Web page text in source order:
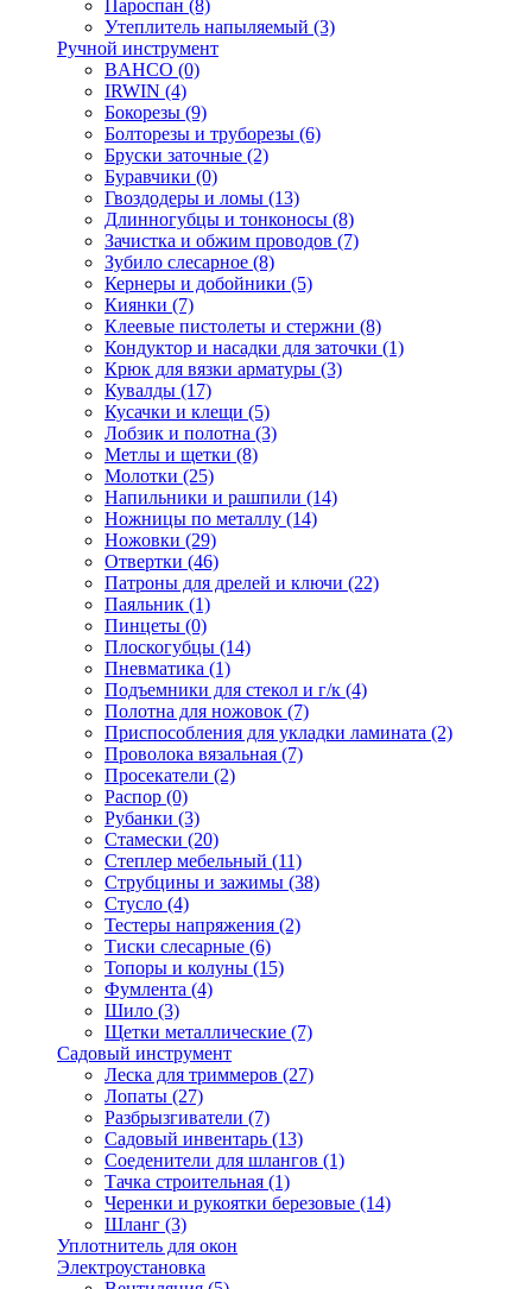
Пароспан (8)
Утеплитель напыляемый (3)
Ручной инструмент
BAHCO (0)
IRWIN (4)
Бокорезы (9)
Болторезы и труборезы (6)
Бруски заточные (2)
Буравчики (0)
Гвоздодеры и ломы (13)
Длинногубцы и тонконосы (8)
Зачистка и обжим проводов (7)
Зубило слесарное (8)
Кернеры и добойники (5)
Киянки (7)
Клеевые пистолеты и стержни (8)
Кондуктор и насадки для заточки (1)
Крюк для вязки арматуры (3)
Кувалды (17)
Кусачки и клещи (5)
Лобзик и полотна (3)
Метлы и щетки (8)
Молотки (25)
Напильники и рашпили (14)
Ножницы по металлу (14)
Ножовки (29)
Отвертки (46)
Патроны для дрелей и ключи (22)
Паяльник (1)
Пинцеты (0)
Плоскогубцы (14)
Пневматика (1)
Подъемники для стекол и г/к (4)
Полотна для ножовок (7)
Приспособления для укладки ламината (2)
Проволока вязальная (7)
Просекатели (2)
Распор (0)
Рубанки (3)
Стамески (20)
Степлер мебельный (11)
Струбцины и зажимы (38)
Стусло (4)
Тестеры напряжения (2)
Тиски слесарные (6)
Топоры и колуны (15)
Фумлента (4)
Шило (3)
Щетки металлические (7)
Садовый инструмент
Леска для триммеров (27)
Лопаты (27)
Разбрызгиватели (7)
Садовый инвентарь (13)
Соеденители для шлангов (1)
Тачка строительная (1)
Черенки и рукоятки березовые (14)
Шланг (3)
Уплотнитель для окон
Электроустановка